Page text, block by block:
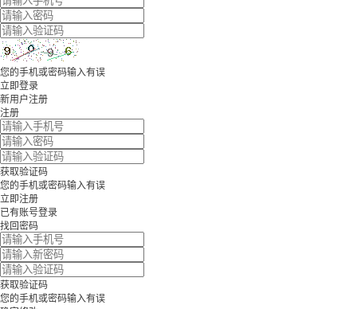
您的手机或密码输入有误
立即登录
新用户注册
注册
获取验证码
您的手机或密码输入有误
立即注册
已有账号登录
找回密码
获取验证码
您的手机或密码输入有误